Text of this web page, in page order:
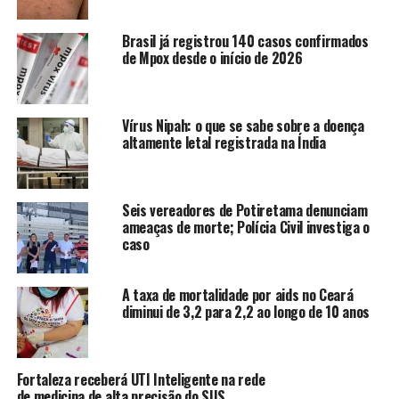
TÓPICOS RELACIONADOS: DOENÇA INVESTIGAÇÃO
MINAS
NOTÍCIAS
SAÚDE SUSPEITA
A SEGUIR
Escala 6×1: Entenda como funciona, os problemas
envolvidos e as mudanças propostas pela PEC
NÃO PERCA
Aliança contra Fome: desafios incluem engajamento
social e durabilidade dos efeitos
redacao
Brasil já registrou 140 casos confirmados
de Mpox desde o início de 2026
Vírus Nipah: o que se sabe sobre a doença
altamente letal registrada na Índia
Seis vereadores de Potiretama denunciam
ameaças de morte; Polícia Civil investiga o
caso
A taxa de mortalidade por aids no Ceará
diminui de 3,2 para 2,2 ao longo de 10 anos
Fortaleza receberá UTI Inteligente na rede